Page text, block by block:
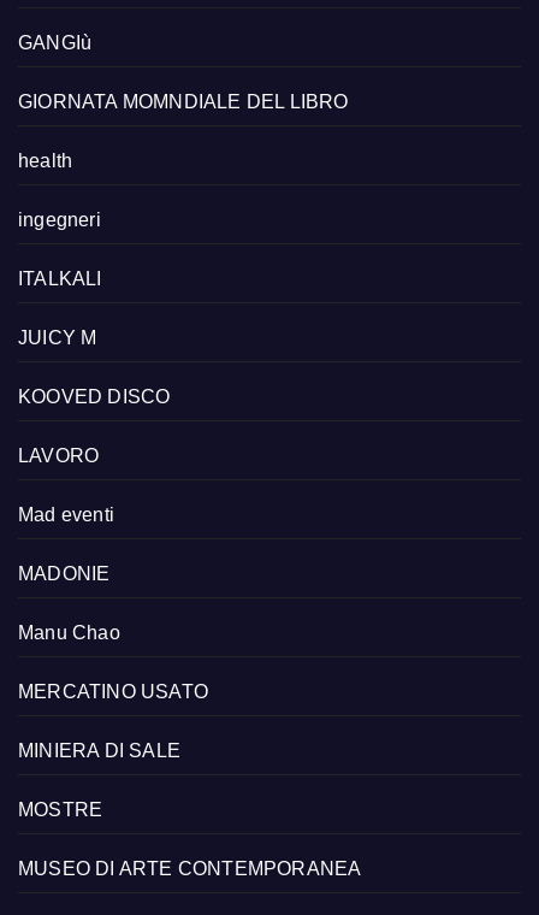
GANGIù
GIORNATA MOMNDIALE DEL LIBRO
health
ingegneri
ITALKALI
JUICY M
KOOVED DISCO
LAVORO
Mad eventi
MADONIE
Manu Chao
MERCATINO USATO
MINIERA DI SALE
MOSTRE
MUSEO DI ARTE CONTEMPORANEA